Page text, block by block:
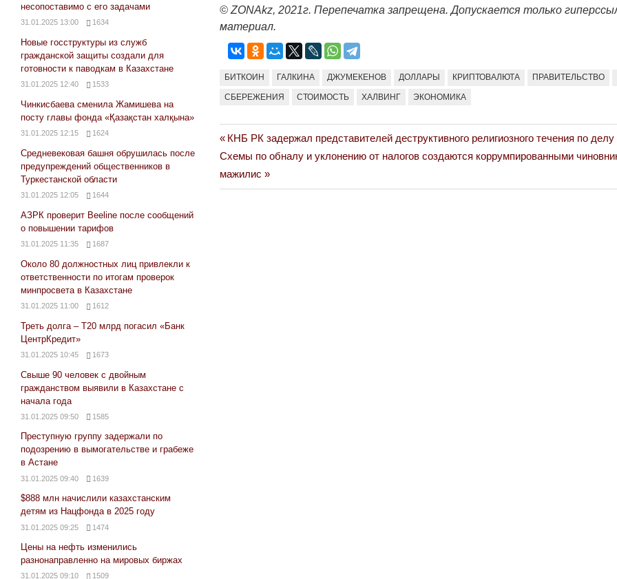
© ZONAkz, 2021г. Перепечатка запрещена. Допускается только
материал.
БИТКОИН ГАЛКИНА ДЖУМЕКЕНОВ ДОЛЛАРЫ КРИПТОВАЛЮТА ПРАВИТЕЛЬСТВО
СБЕРЕЖЕНИЯ СТОИМОСТЬ ХАЛВИНГ ЭКОНОМИКА
Навигация
по
Previous
Post:
КНБ РК задержал представителей деструктивного религиозного течения по
Next
Post:
Схемы по обналу и уклонению от налогов создаются коррумпированными
мажилис
несопоставимо с его задачами
31.01.2025 13:00 1634
Новые госструктуры из служб
гражданской защиты создали для
готовности к паводкам в Казахстане
31.01.2025 12:40 1533
Чинкисбаева сменила Жамишева на
посту главы фонда «Қазақстан халқына»
31.01.2025 12:15 1624
Средневековая башня обрушилась после
предупреждений общественников в
Туркестанской области
31.01.2025 12:05 1644
АЗРК проверит Beeline после сообщений
о повышении тарифов
31.01.2025 11:35 1687
Около 80 должностных лиц привлекли к
ответственности по итогам проверок
минпросвета в Казахстане
31.01.2025 11:00 1612
Треть долга – Т20 млрд погасил «Банк
ЦентрКредит»
31.01.2025 10:45 1673
Свыше 90 человек с двойным
гражданством выявили в Казахстане с
начала года
31.01.2025 09:50 1585
Преступную группу задержали по
подозрению в вымогательстве и грабеже
в Астане
31.01.2025 09:40 1639
$888 млн начислили казахстанским
детям из Нацфонда в 2025 году
31.01.2025 09:25 1474
Цены на нефть изменились
разнонаправленно на мировых биржах
31.01.2025 09:10 1509